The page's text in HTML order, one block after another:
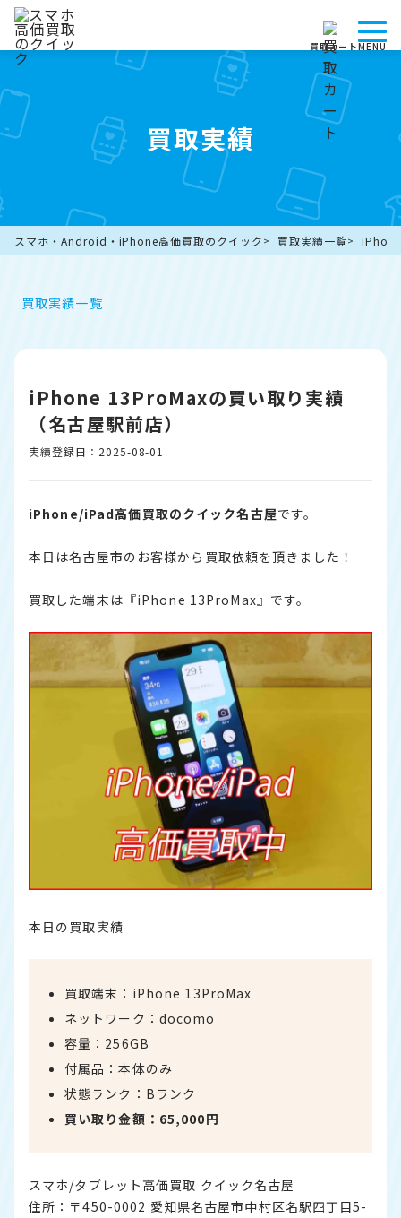
買取カートMENU
買取実績
スマホ・Android・iPhone高価買取のクイック 買取実績一覧
買取実績一覧
iPhone 13ProMaxの買い取り実績
（名古屋駅前店）
実績登録日：2025-08-01
iPhone/iPad高価買取のクイック名古屋です。
本日は名古屋市のお客様から買取依頼を頂きました！
買取した端末は『iPhone 13ProMax』です。
本日の買取実績
買取端末：iPhone 13ProMax
ネットワーク：docomo
容量：256GB
付属品：本体のみ
状態ランク：Bランク
買い取り金額：65,000円
スマホ/タブレット高価買取 クイック名古屋
住所：〒450-0002 愛知県名古屋市中村区名駅四丁目5-